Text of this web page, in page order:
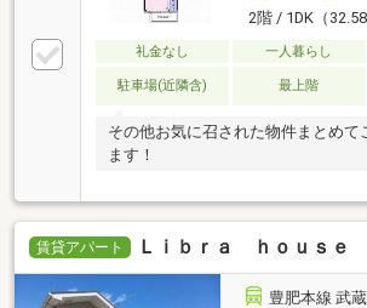
2階 / 1DK（
礼金なし 一人暮らし
駐車場(近隣含) 最上階
その他お気に召された物件まとめて
ます！
賃貸アパート Ｌｉｂｒａ ｈｏｕｓｅ
豊肥本線 武